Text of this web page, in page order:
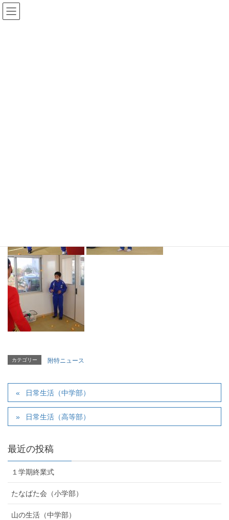
カテゴリー 附特ニュース
日常生活（中学部）
日常生活（高等部）
最近の投稿
１学期終業式
たなばた会（小学部）
山の生活（中学部）